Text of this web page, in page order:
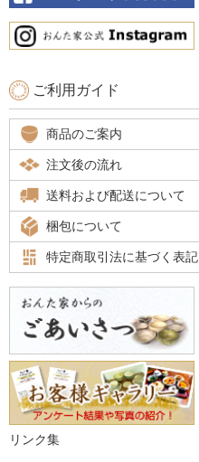
ご利用ガイド
商品のご案内
注文後の流れ
送料および配送について
梱包について
特定商取引法に基づく表記
リンク集